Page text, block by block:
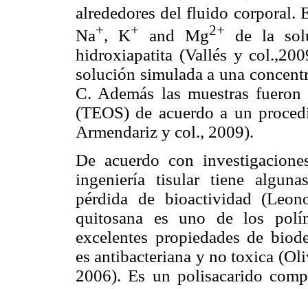
alrededores del fluido corporal.
Na+, K+ and Mg2+
de la
hidroxiapatita (Vallés y
solución simulada a una
C. Además las muestras
(TEOS) de acuerdo a un
Armendariz y col., 2009).
De acuerdo con
ingeniería tisular tiene
pérdida de bioactividad
quitosana es uno de los
excelentes propiedades de
es antibacteriana y no toxica
2006). Es un polisacarido